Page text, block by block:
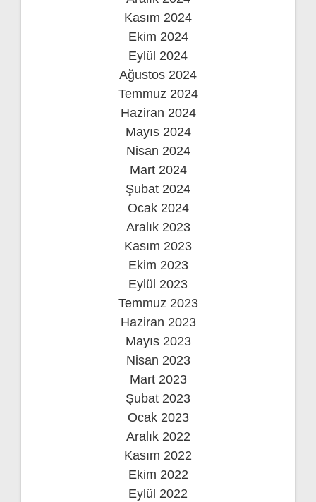
Kasım 2024
Ekim 2024
Eylül 2024
Ağustos 2024
Temmuz 2024
Haziran 2024
Mayıs 2024
Nisan 2024
Mart 2024
Şubat 2024
Ocak 2024
Aralık 2023
Kasım 2023
Ekim 2023
Eylül 2023
Temmuz 2023
Haziran 2023
Mayıs 2023
Nisan 2023
Mart 2023
Şubat 2023
Ocak 2023
Aralık 2022
Kasım 2022
Ekim 2022
Eylül 2022